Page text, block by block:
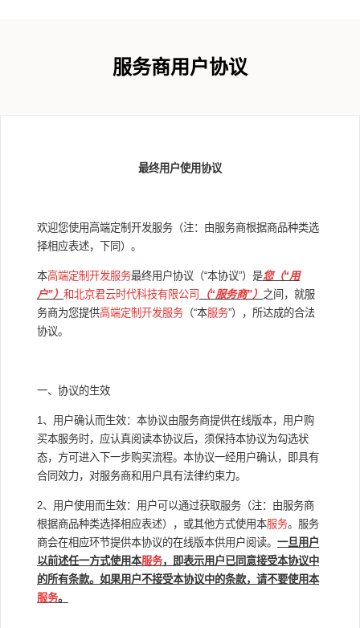
服务商用户协议
最终用户使用协议
欢迎您使用高端定制开发服务（注：由服务商根据商品种类选
择相应表述，下同）。
本高端定制开发服务最终用户协议（“本协议”）是您（“用
户”） 和北京君云时代科技有限公司 （“服务商”） 之间，就服
务商为您提供高端定制开发服务 （“本服务”），所达成的合法
协议。
一、协议的生效
1、用户确认而生效：本协议由服务商提供在线版本，用户购
买本服务时，应认真阅读本协议后，须保持本协议为勾选状
态，方可进入下一步购买流程。本协议一经用户确认，即具有
合同效力，对服务商和用户具有法律约束力。
2、用户使用而生效：用户可以通过获取服务（注：由服务商
根据商品种类选择相应表述），或其他方式使用本服务。服务
商会在相应环节提供本协议的在线版本供用户阅读。 一旦用户
以前述任一方式使用本服务，即表示用户已同意接受本协议中
的所有条款。如果用户不接受本协议中的条款，请不要使用本
服务。